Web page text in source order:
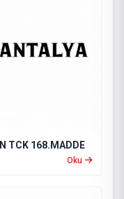
TCK 168.MADDE
Oku